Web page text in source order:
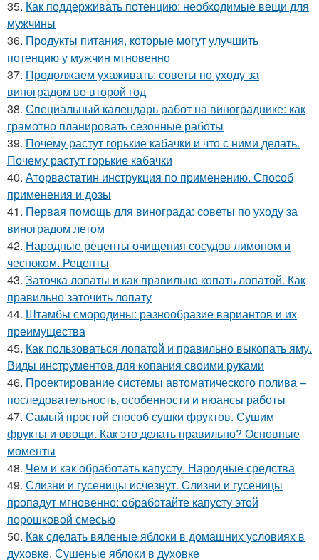
35. Как поддерживать потенцию: необходимые вещи для
мужчины
36. Продукты питания, которые могут улучшить
потенцию у мужчин мгновенно
37. Продолжаем ухаживать: советы по уходу за
виноградом во второй год
38. Специальный календарь работ на винограднике: как
грамотно планировать сезонные работы
39. Почему растут горькие кабачки и что с ними делать.
Почему растут горькие кабачки
40. Аторвастатин инструкция по применению. Способ
применения и дозы
41. Первая помощь для винограда: советы по уходу за
виноградом летом
42. Народные рецепты очищения сосудов лимоном и
чесноком. Рецепты
43. Заточка лопаты и как правильно копать лопатой. Как
правильно заточить лопату
44. Штамбы смородины: разнообразие вариантов и их
преимущества
45. Как пользоваться лопатой и правильно выкопать яму.
Виды инструментов для копания своими руками
46. Проектирование системы автоматического полива –
последовательность, особенности и нюансы работы
47. Самый простой способ сушки фруктов. Сушим
фрукты и овощи. Как это делать правильно? Основные
моменты
48. Чем и как обработать капусту. Народные средства
49. Слизни и гусеницы исчезнут. Слизни и гусеницы
пропадут мгновенно: обработайте капусту этой
порошковой смесью
50. Как сделать вяленые яблоки в домашних условиях в
духовке. Сушеные яблоки в духовке